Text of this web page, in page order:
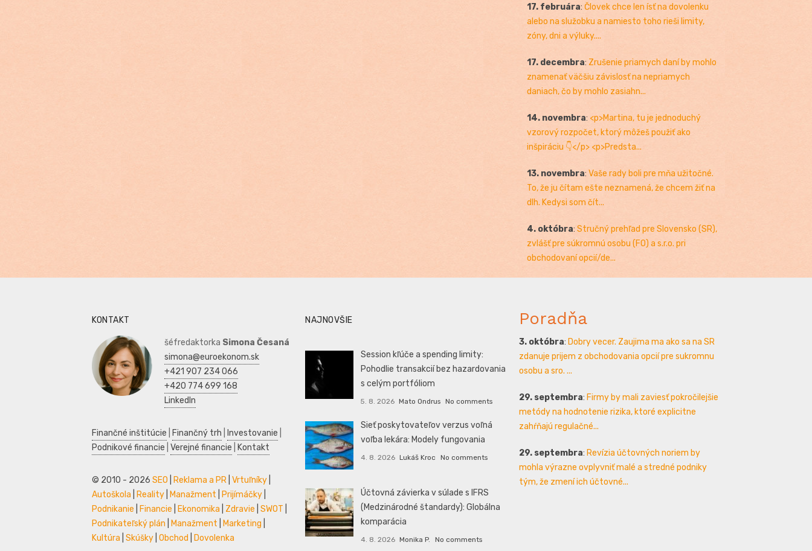
17. februára: Človek chce len ísť na dovolenku
alebo na služobku a namiesto toho rieši limity,
zóny, dni a výluky....
17. decembra: Zrušenie priamych daní by mohlo
znamenať väčšiu závislosť na nepriamych
daniach, čo by mohlo zasiahn...
14. novembra: <p>Martina, tu je jednoduchý
vzorový rozpočet, ktorý môžeš použiť ako
inšpiráciu 👇</p> <p>Predsta...
13. novembra: Vaše rady boli pre mňa užitočné.
To, že ju čítam ešte neznamená, že chcem žiť na
dlh. Kedysi som čít...
4. októbra: Stručný prehľad pre Slovensko (SR),
zvlášť pre súkromnú osobu (FO) a s.r.o. pri
obchodovaní opcií/de...
KONTAKT
šéfredaktorka Simona Česaná
simona@euroekonom.sk
+421 907 234 066
+420 774 699 168
LinkedIn
Finančné inštitúcie Finančný trh Investovanie
Podnikové financie Verejné financie Kontakt
© 2010 - 2026 SEO Reklama a PR Vrtuľníky
Autoškola Reality Manažment Prijímáčky
Podnikanie Financie Ekonomika Zdravie SWOT
Podnikateľský plán Manažment Marketing
Kultúra Skúšky Obchod Dovolenka
NAJNOVŠIE
Session kľúče a spending limity:
Pohodlie transakcií bez hazardovania
s celým portfóliom
5. 8. 2026 Mato Ondrus No comments
Sieť poskytovateľov verzus voľná
voľba lekára: Modely fungovania
4. 8. 2026 Lukáš Kroc No comments
Účtovná závierka v súlade s IFRS
(Medzinárodné štandardy): Globálna
komparácia
4. 8. 2026 Monika P. No comments
Poradňa
3. októbra: Dobry vecer. Zaujima ma ako sa na SR
zdanuje prijem z obchodovania opcií pre sukromnu
osobu a sro. ...
29. septembra: Firmy by mali zaviesť pokročilejšie
metódy na hodnotenie rizika, ktoré explicitne
zahŕňajú regulačné...
29. septembra: Revízia účtovných noriem by
mohla výrazne ovplyvniť malé a stredné podniky
tým, že zmení ich účtovné...